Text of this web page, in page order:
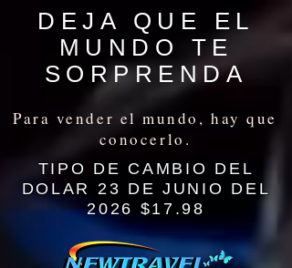
DEJA QUE EL
MUNDO TE
SORPRENDA
Para vender el mundo, hay que
conocerlo.
TIPO DE CAMBIO DEL
DOLAR 23 DE JUNIO DEL
2026 $17.98